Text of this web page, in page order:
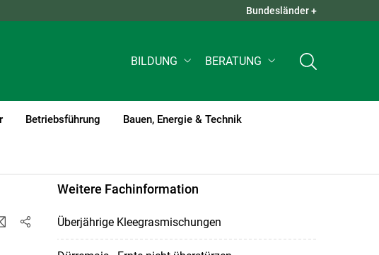
QUICK LINKS +
Bundesländer +
BILDUNG BERATUNG
Betriebsführung Bauen, Energie & Technik
Weitere Fachinformation
Überjährige Kleegrasmischungen